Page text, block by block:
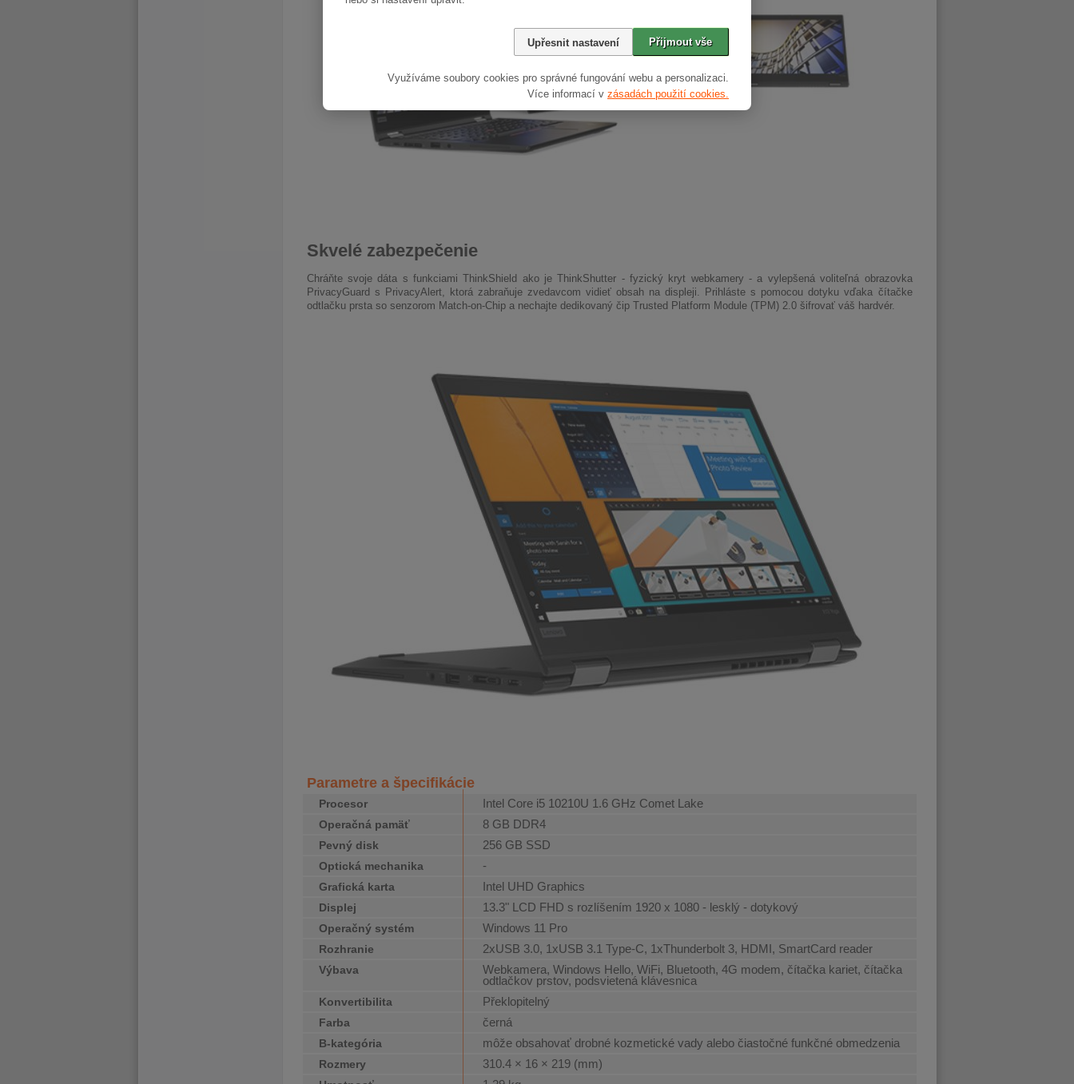
Přijmout vše
Upřesnit nastavení
Využíváme soubory cookies pro správné fungování webu a personalizaci.
Více informací v zásadách použití cookies.
Skvelé zabezpečenie
Chráňte svoje dáta s funkciami ThinkShield ako je ThinkShutter - fyzický kryt webkamery - a vylepšená voliteľná obrazovka
PrivacyGuard s PrivacyAlert, ktorá zabraňuje zvedavcom vidieť obsah na displeji. Prihláste s pomocou dotyku vďaka čítačke
odtlačku prsta so senzorom Match-on-Chip a nechajte dedikovaný čip Trusted Platform Module (TPM) 2.0 šifrovať váš hardvér.
Parametre a špecifikácie
Procesor Intel Core i5 10210U 1.6 GHz Comet Lake
Operačná pamäť 8 GB DDR4
Pevný disk 256 GB SSD
Optická mechanika -
Grafická karta Intel UHD Graphics
Displej 13.3" LCD FHD s rozlíšením 1920 x 1080 - lesklý - dotykový
Operačný systém Windows 11 Pro
Rozhranie 2xUSB 3.0, 1xUSB 3.1 Type-C, 1xThunderbolt 3, HDMI, SmartCard reader
Výbava
Webkamera, Windows Hello, WiFi, Bluetooth, 4G modem, čítačka kariet, čítačka
odtlačkov prstov, podsvietená klávesnica
Konvertibilita Překlopitelný
Farba černá
B-kategória môže obsahovať drobné kozmetické vady alebo čiastočné funkčné obmedzenia
Rozmery 310.4 × 16 × 219 (mm)